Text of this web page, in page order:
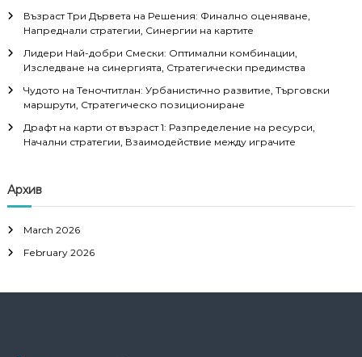
Възраст Три Дървета на Решения: Финално оценяване,
Напреднали стратегии, Синергии на картите
Лидери Най-добри Смески: Оптимални комбинации,
Изследване на синергията, Стратегически предимства
Чудото на Теночтитлан: Урбанистично развитие, Търговски
маршрути, Стратегическо позициониране
Драфт на карти от възраст 1: Разпределение на ресурси,
Начални стратегии, Взаимодействие между играчите
Архив
March 2026
February 2026